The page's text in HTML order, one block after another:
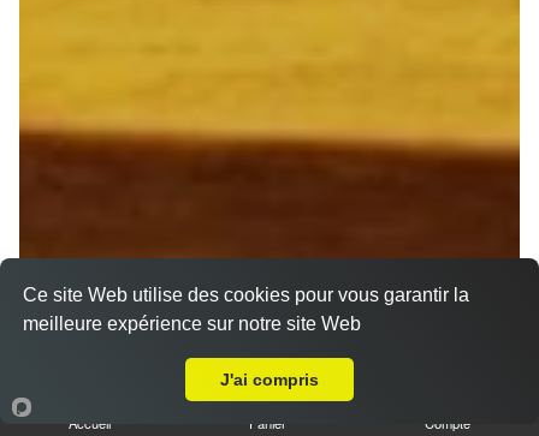
Accueil Panier Compte
Ce site Web utilise des cookies pour vous garantir la
meilleure expérience sur notre site Web
J'ai compris